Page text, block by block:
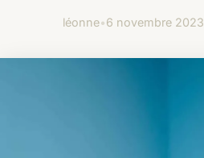
léonne•6 novembre 2023